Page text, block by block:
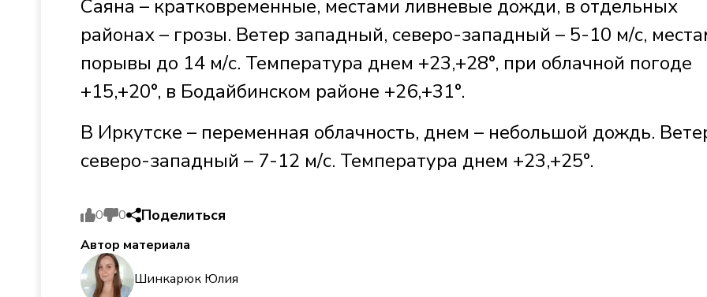
Саяна – кратковременные, местами ливневые дожди, в отдельных
районах – грозы. Ветер западный, северо-западный – 5-10 м/с,
порывы до 14 м/с. Температура днем +23,+28°, при облачной погоде
+15,+20°, в Бодайбинском районе +26,+31°.
В Иркутске – переменная облачность, днем – небольшой дождь.
северо-западный – 7-12 м/с. Температура днем +23,+25°.
0 0 Поделиться
Автор материала
Шинкарюк Юлия